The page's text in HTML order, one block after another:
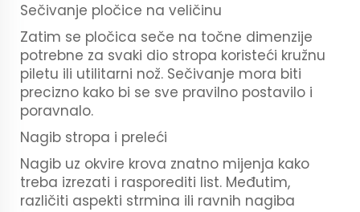
Sečivanje pločice na veličinu
Zatim se pločica seče na točne dimenzije
potrebne za svaki dio stropa koristeći kružnu
piletu ili utilitarni nož. Sečivanje mora biti
precizno kako bi se sve pravilno postavilo i
poravnalo.
Nagib stropa i preleći
Nagib uz okvire krova znatno mijenja kako
treba izrezati i rasporediti list. Međutim,
različiti aspekti strmina ili ravnih nagiba